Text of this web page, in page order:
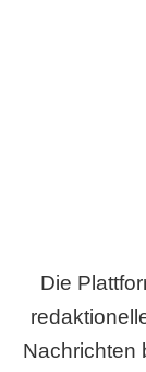
Die
Nachrichten